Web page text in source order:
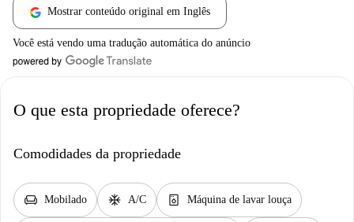
Mostrar conteúdo original em Inglês
Você está vendo uma tradução automática do anúncio
O que esta propriedade oferece?
Comodidades da propriedade
chair Mobilado ac_unit A/C dishwasher_gen Máquina de lavar louça